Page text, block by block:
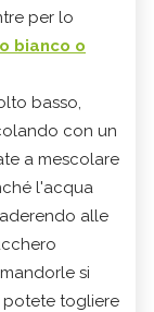
per lo
bianco o
basso,
con un
a mescolare
l'acqua
alle
si
potete togliere